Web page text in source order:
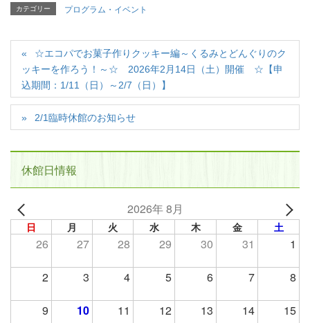
カテゴリー プログラム・イベント
☆エコパでお菓子作りクッキー編～くるみとどんぐりのク
ッキーを作ろう！～☆ 2026年2月14日（土）開催 ☆【申
込期間：1/11（日）～2/7（日）】
2/1臨時休館のお知らせ
休館日情報
2026年 8月
日 月 火 水 木 金 土
26 27 28 29 30 31 1
2 3 4 5 6 7 8
9 10 11 12 13 14 15